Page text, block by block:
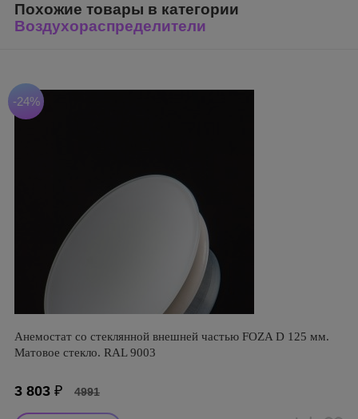
Похожие товары в категории
Воздухораспределители
-24%
Анемостат со стеклянной внешней частью FOZA D 125 мм.
Матовое стекло. RAL 9003
3 803 ₽ 4991